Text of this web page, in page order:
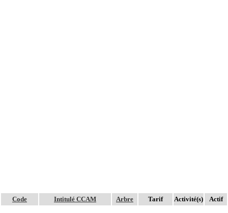
Code Intitulé CCAM Arbre Tarif Activité(s) Actif